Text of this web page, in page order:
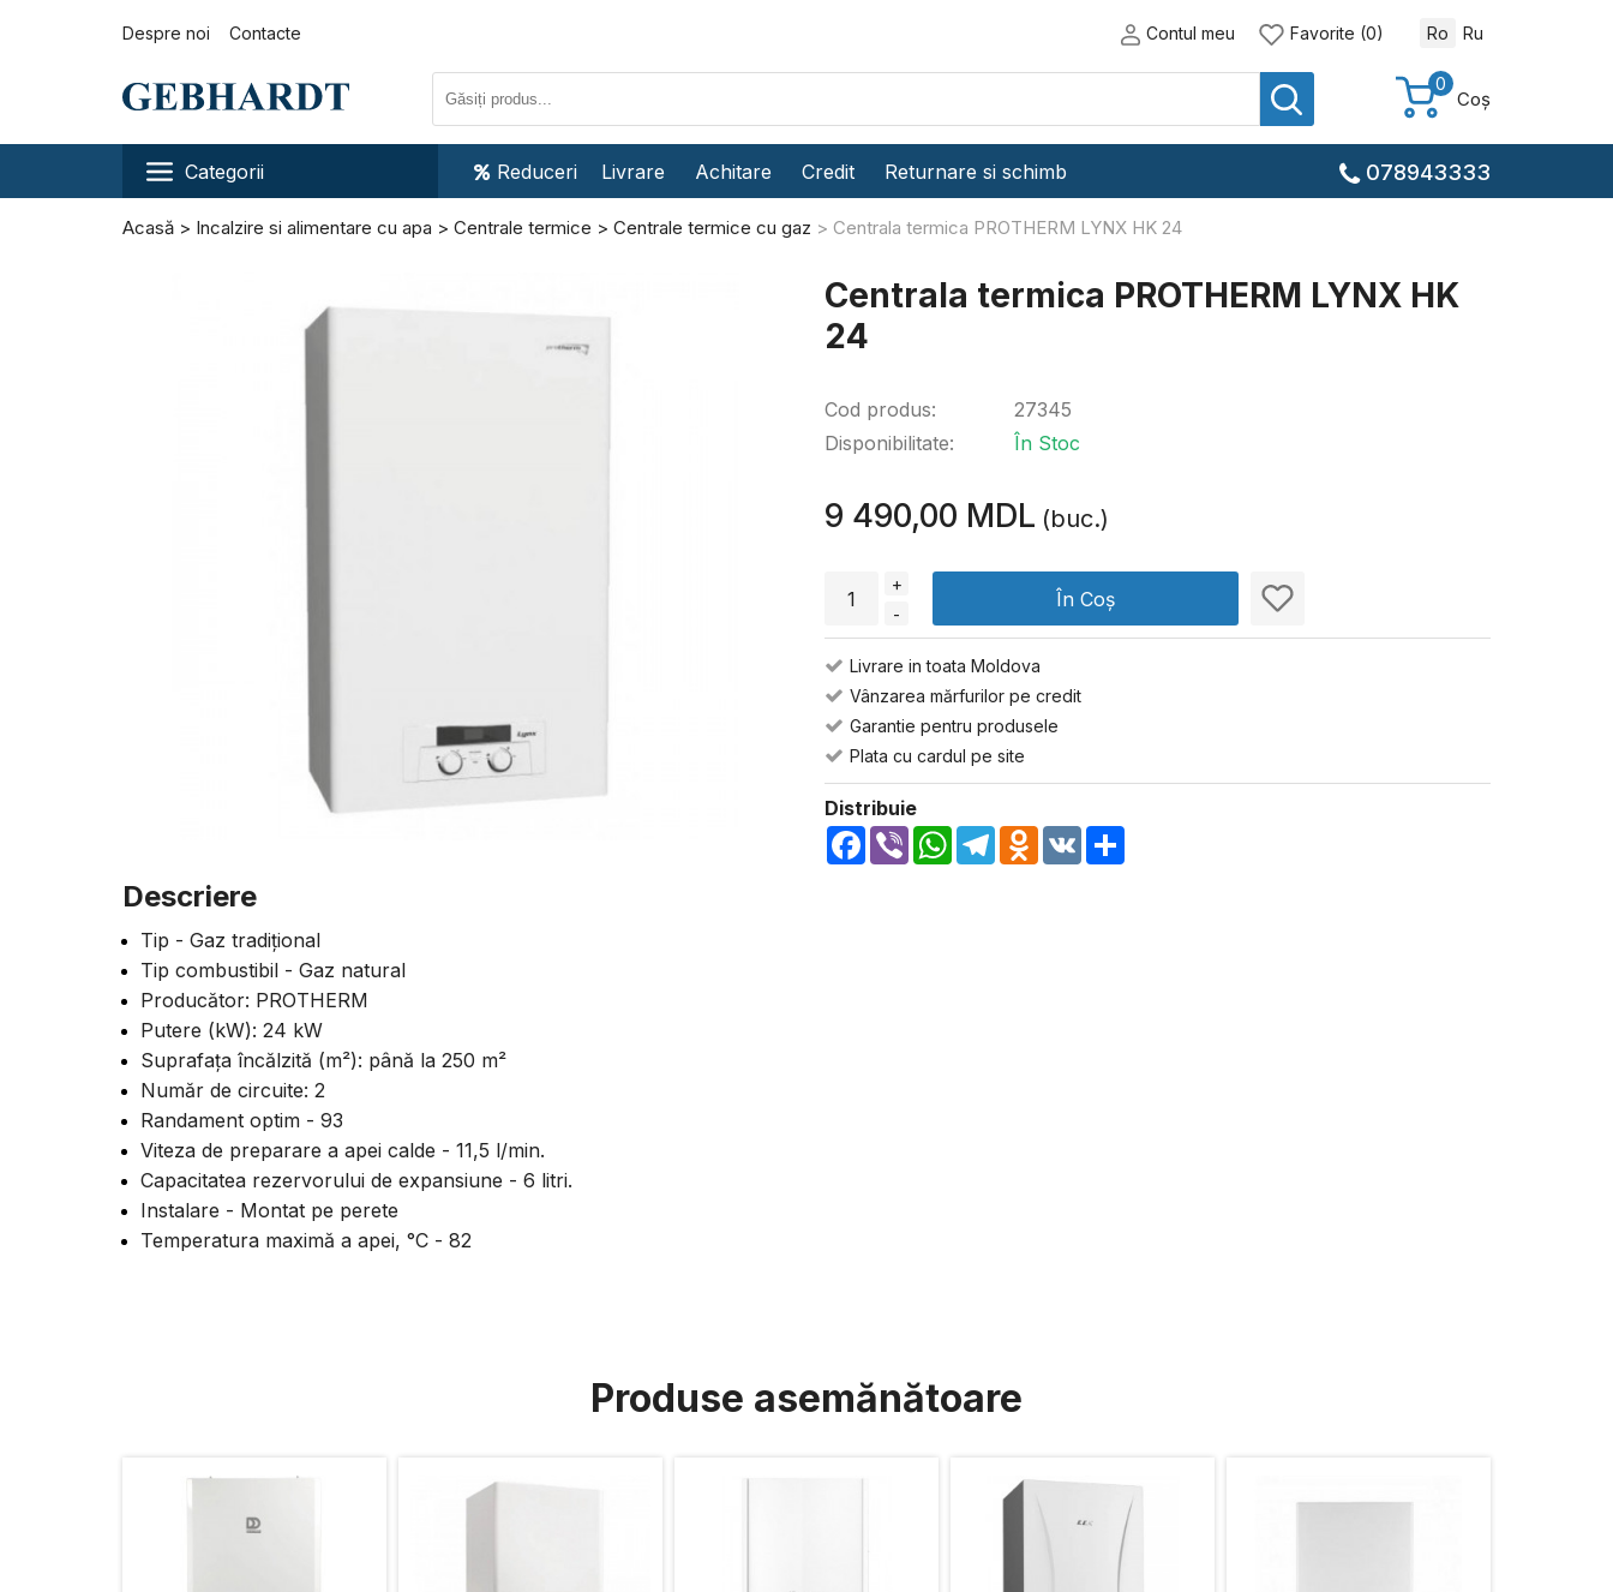
Despre noi Contacte Contul meu Favorite (0) Ro Ru
0
Coș
Categorii Reduceri Livrare Achitare Credit Returnare si schimb 078943333
Acasă Incalzire si alimentare cu apa Centrale termice Centrale termice cu gaz Centrala termica PROTHERM LYNX HK 24
Descriere
Tip - Gaz tradițional
Tip combustibil - Gaz natural
Producător: PROTHERM
Putere (kW): 24 kW
Suprafața încălzită (m²): până la 250 m²
Număr de circuite: 2
Randament optim - 93
Viteza de preparare a apei calde - 11,5 l/min.
Capacitatea rezervorului de expansiune - 6 litri.
Instalare - Montat pe perete
Temperatura maximă a apei, °С - 82
Centrala termica PROTHERM LYNX HK
24
Cod produs:
Disponibilitate:
27345
În Stoc
9 490,00 MDL (buc.)
+
-
În Coș
Livrare in toata Moldova
Vânzarea mărfurilor pe credit
Garantie pentru produsele
Plata cu cardul pe site
Distribuie
Facebook
Viber WhatsApp
TelegramOdnoklassniki
VK
Produse asemănătoare